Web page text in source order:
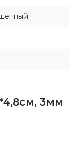
3мм